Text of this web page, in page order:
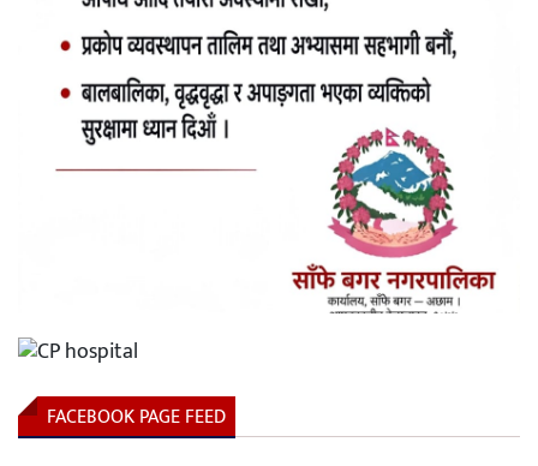
FACEBOOK PAGE FEED